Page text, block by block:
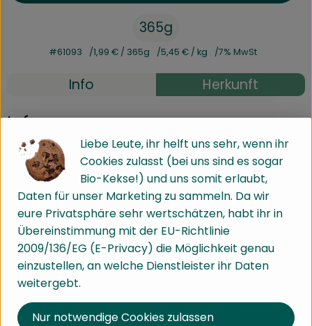
365g
#61093 1,99 € / 365g 5,45 € / kg 7% MwSt
Info Herkunft
Info
395g
Produktinformationen
Zutaten
Nährwert-Info
Liebe Leute, ihr helft uns sehr, wenn ihr
Cookies zulasst (bei uns sind es sogar
Bio-Kekse!) und uns somit erlaubt,
Daten für unser Marketing zu sammeln. Da wir
eure Privatsphäre sehr wertschätzen, habt ihr in
Übereinstimmung mit der EU-Richtlinie
2009/136/EG (E-Privacy) die Möglichkeit genau
einzustellen, an welche Dienstleister ihr Daten
weitergebt.
Nur notwendige Cookies zulassen